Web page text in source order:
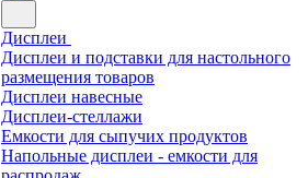
Дисплеи
Дисплеи и подставки для настольного
размещения товаров
Дисплеи навесные
Дисплеи-стеллажи
Емкости для сыпучих продуктов
Напольные дисплеи - емкости для